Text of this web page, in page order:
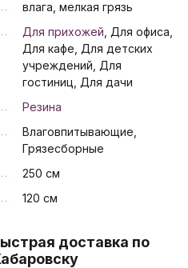
влага, мелкая грязь
Для прихожей , Для офиса,
Для кафе, Для детских
учреждений, Для
гостиниц, Для дачи
Резина
Влаговпитывающие,
Грязесборные
250 см
120 см
доставка по